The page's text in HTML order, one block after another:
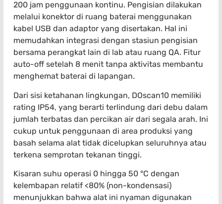
200 jam penggunaan kontinu. Pengisian dilakukan
melalui konektor di ruang baterai menggunakan
kabel USB dan adaptor yang disertakan. Hal ini
memudahkan integrasi dengan stasiun pengisian
bersama perangkat lain di lab atau ruang QA. Fitur
auto-off setelah 8 menit tanpa aktivitas membantu
menghemat baterai di lapangan.
Dari sisi ketahanan lingkungan, DOscan10 memiliki
rating IP54, yang berarti terlindung dari debu dalam
jumlah terbatas dan percikan air dari segala arah. Ini
cukup untuk penggunaan di area produksi yang
basah selama alat tidak dicelupkan seluruhnya atau
terkena semprotan tekanan tinggi.
Kisaran suhu operasi 0 hingga 50 °C dengan
kelembapan relatif <80% (non-kondensasi)
menunjukkan bahwa alat ini nyaman digunakan